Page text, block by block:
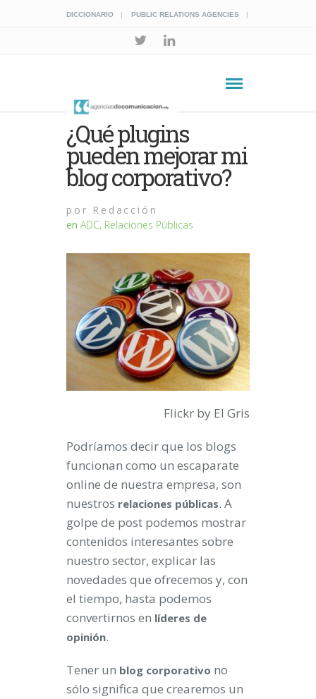
DICCIONARIO PUBLIC RELATIONS AGENCIES
¿Qué plugins
pueden mejorar mi
blog corporativo?
por Redacción
en ADC, Relaciones Públicas
Flickr by El Gris
Podríamos decir que los blogs
funcionan como un escaparate
online de nuestra empresa, son
nuestros relaciones públicas. A
golpe de post podemos mostrar
contenidos interesantes sobre
nuestro sector, explicar las
novedades que ofrecemos y, con
el tiempo, hasta podemos
convertirnos en líderes de
opinión.
Tener un blog corporativo no
sólo significa que crearemos un